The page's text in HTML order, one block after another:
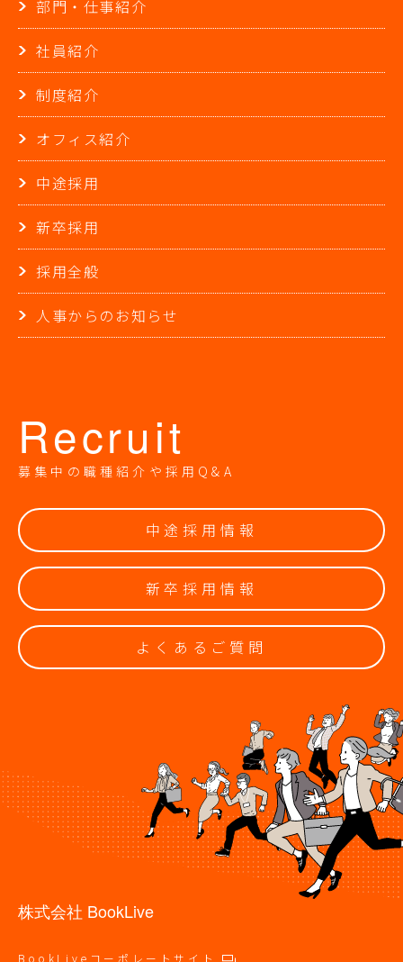
部門・仕事紹介
社員紹介
制度紹介
オフィス紹介
中途採用
新卒採用
採用全般
人事からのお知らせ
Recruit
募集中の職種紹介や採用Q&A
中途採用情報
新卒採用情報
よくあるご質問
株式会社 BookLive
BookLiveコーポレートサイト